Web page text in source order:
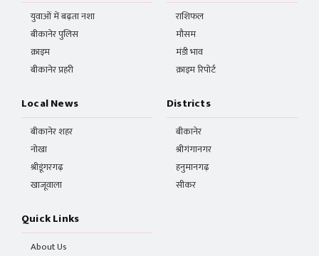
युवाओं में बढ़ता नशा
बीकानेर पुलिस
क्राइम
बीकानेर प्रहरी
राशिफल
मौसम
मंडी भाव
क्राइम रिपोर्ट
Local News
बीकानेर शहर
नोखा
श्रीडूंगरगढ़
खाजूवाला
Districts
बीकानेर
श्रीगंगानगर
हनुमानगढ़
सीकर
Quick Links
About Us